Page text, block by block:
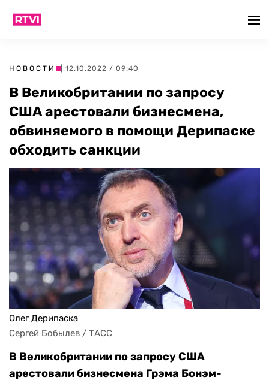
НОВОСТИ | 12.10.2022 / 09:40
В Великобритании по запросу
США арестовали бизнесмена,
обвиняемого в помощи Дерипаске
обходить санкции
Олег Дерипаска
Сергей Бобылев / ТАСС
В Великобритании по запросу США
арестовали бизнесмена Грэма Бонэм-